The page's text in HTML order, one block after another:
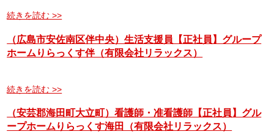
続きを読む >>
（広島市安佐南区伴中央）生活支援員【正社員】グループ
ホームりらっくす伴（有限会社リラックス）
続きを読む >>
（安芸郡海田町大立町）看護師・准看護師【正社員】グル
ープホームりらっくす海田（有限会社リラックス）